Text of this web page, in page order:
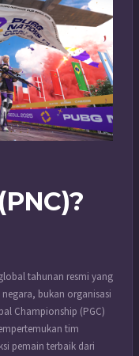
tahunan resmi yang
bukan organisasi
Championship (PGC)
tim
pemain terbaik dari